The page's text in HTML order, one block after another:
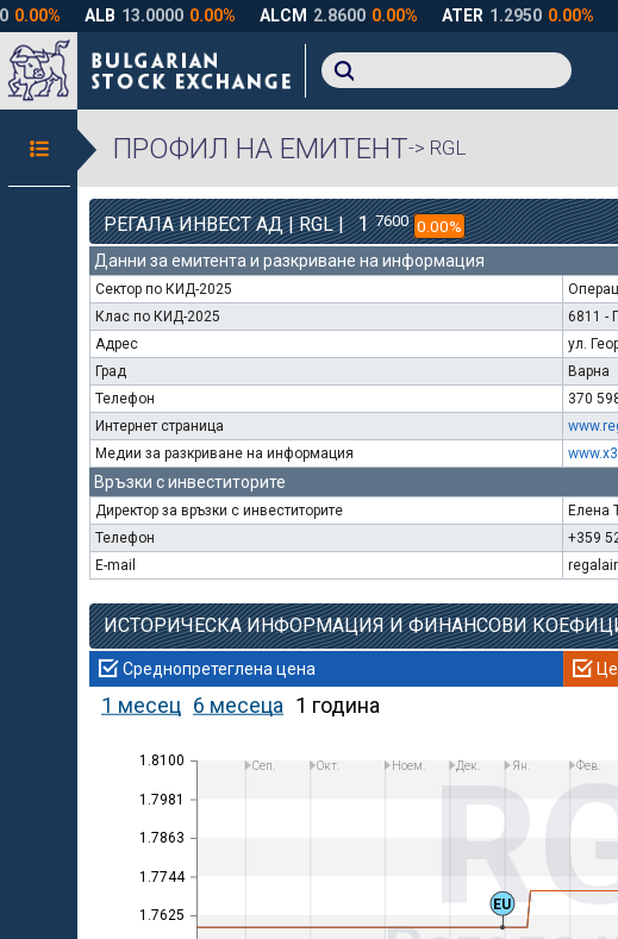
ПРОФИЛ НА ЕМИТЕНТ-> RGL
РЕГАЛА ИНВЕСТ АД | RGL | 1 7600 0.00%
Данни за емитента и разкриване на информация
Сектор по КИД-2025
Клас по КИД-2025
6811 -
Адрес
ул.
Град
Варна
Телефон
370
Интернет страница
Медии за разкриване на информация
Връзки с инвеститорите
Директор за връзки с инвеститорите
Елена
Телефон
+359
E-mail
ИСТОРИЧЕСКА ИНФОРМАЦИЯ И ФИНАНСОВИ
Среднопретеглена цена
1 месец 6 месеца 1 година
1.7625
1.7744
1.7863
1.7981
1.8100 Сеп. Окт. Ноем. Дек. Ян. Фев.
EU